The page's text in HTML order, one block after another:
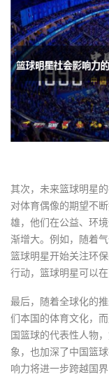
其次，未来篮球明星
对体育偶像的期望不
雄，他们在公益、环
渐增大。例如，随着
篮球明星开始关注环
行动，篮球明星可以
最后，随着全球化的
们本国的体育文化，
国篮球的代表性人物
象，也加深了中国篮
响力将进一步跨越国